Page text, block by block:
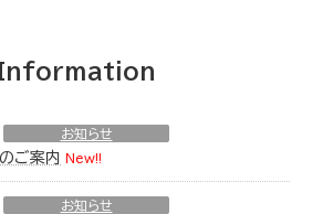
お知らせ
ご案内 New!!
お知らせ